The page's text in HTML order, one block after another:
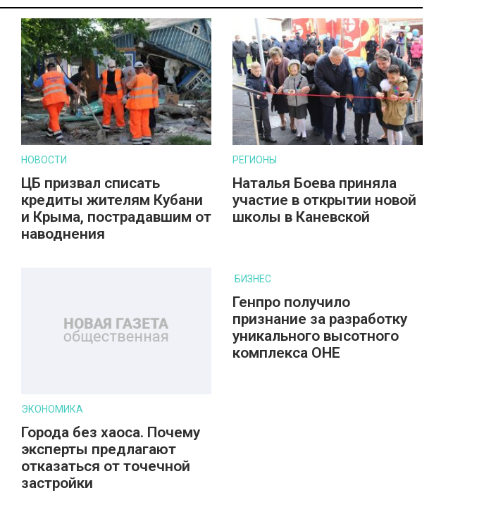
НОВОСТИ
ЦБ призвал списать
кредиты жителям Кубани
и Крыма, пострадавшим от
наводнения
РЕГИОНЫ
Наталья Боева приняла
участие в открытии новой
школы в Каневской
ЭКОНОМИКА
Города без хаоса. Почему
эксперты предлагают
отказаться от точечной
застройки
БИЗНЕС
Генпро получило
признание за разработку
уникального высотного
комплекса ОНЕ